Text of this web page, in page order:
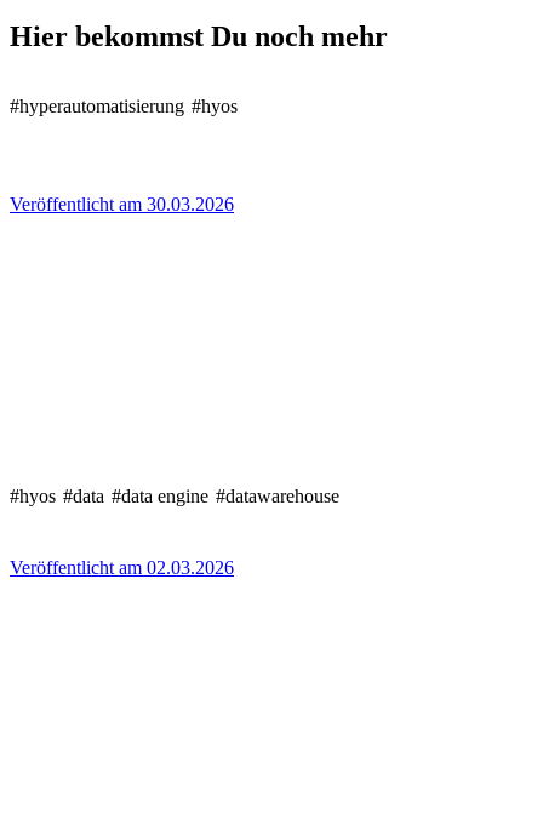
Hier bekommst Du noch mehr
#hyperautomatisierung #hyos
Veröffentlicht am 30.03.2026
#hyos #data #data engine #datawarehouse
Veröffentlicht am 02.03.2026